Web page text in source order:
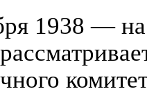
1938 —